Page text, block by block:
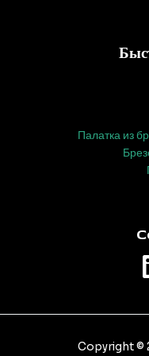
Палатка из
Copyright ©